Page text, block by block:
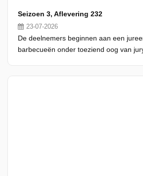
Seizoen 3, Aflevering 232
23-07-2026
De deelnemers beginnen aan een
barbecueën onder toeziend oog van